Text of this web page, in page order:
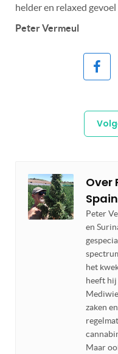
helder en relaxed gevoel
Peter Vermeul
Over
Peter
en
het
heeft
zaken
Maar